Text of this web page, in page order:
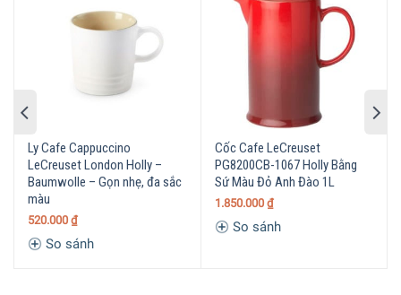
năng chống trầy xước gấp 7 lần so với các sản phẩm gốm,
sứ khác. Bạn có thể yên tâm rằng cốc trà sẽ luôn giữ được
vẻ đẹp và sự hoàn hảo của nó trong suốt thời gian sử
Ly Cafe Cappuccino
LeCreuset London Holly –
Baumwolle – Gọn nhẹ, đa sắc
màu
520.000 ₫
So sánh
Cốc Cafe LeCreuset
PG8200CB-1067 Holly Bằng
Sứ Màu Đỏ Anh Đào 1L
1.850.000 ₫
So sánh